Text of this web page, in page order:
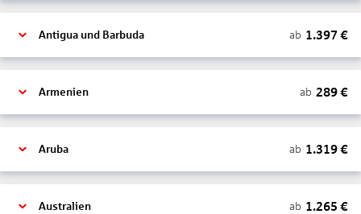
Antigua und Barbuda ab 1.397 €
Armenien ab 289€
Aruba ab 1.319€
Australien ab 1.265 €